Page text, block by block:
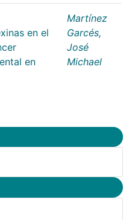
en el
en
Martínez
Garcés,
José
Michael